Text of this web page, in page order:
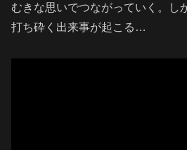
むきな思いでつながっていく。し
打ち砕く出来事が起こる…